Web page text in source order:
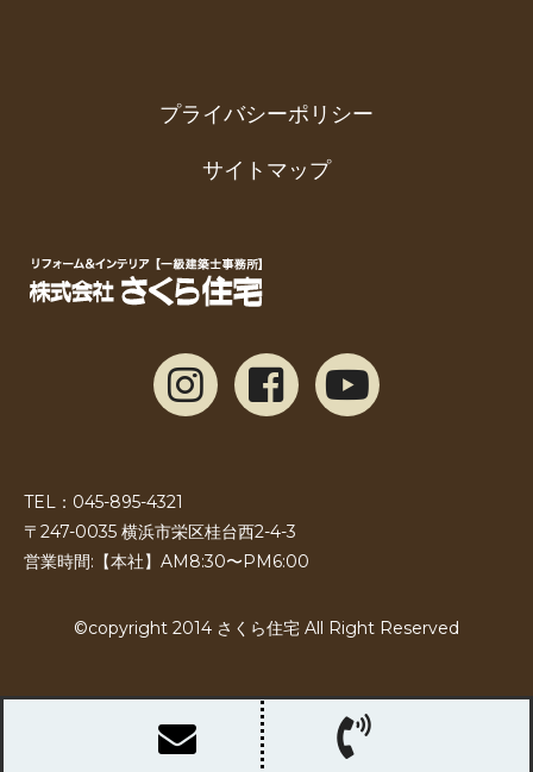
プライバシーポリシー
サイトマップ
TEL：045-895-4321
〒247-0035 横浜市栄区桂台西2-4-3
営業時間:【本社】AM8:30〜PM6:00
©copyright 2014 さくら住宅 All Right Reserved